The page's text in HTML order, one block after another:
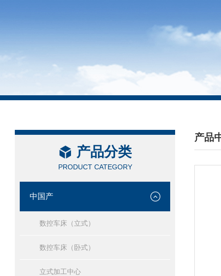
产品分类
PRODUCT CATEGORY
中国产
数控车床（立式）
数控车床（卧式）
立式加工中心
产品
/